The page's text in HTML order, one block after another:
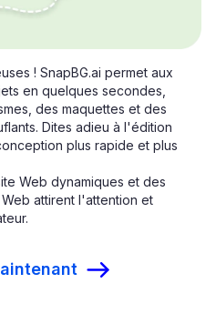
! SnapBG.ai permet aux
en quelques secondes,
des maquettes et des
Dites adieu à l'édition
plus rapide et plus
Web dynamiques et des
attirent l'attention et